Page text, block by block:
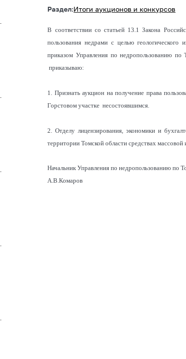
Раздел:Итоги аукционов и конкурсов
В соответствии со статьей 13.1 Закона
пользования недрами с целью
приказом Управления по недропользованию
приказываю:
1. Признать аукцион на получение права
Горстовом участке несостоявшимся.
2. Отделу лицензирования, экономики и
территории Томской области средствах
Начальник Управления по недропользованию по
А.В.Комаров